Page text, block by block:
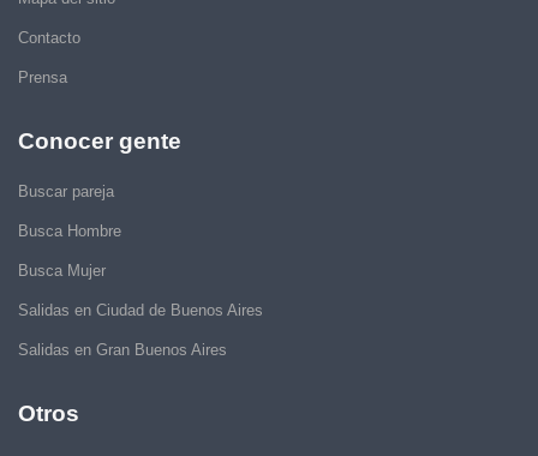
Contacto
Prensa
Conocer gente
Buscar pareja
Busca Hombre
Busca Mujer
Salidas en Ciudad de Buenos Aires
Salidas en Gran Buenos Aires
Otros